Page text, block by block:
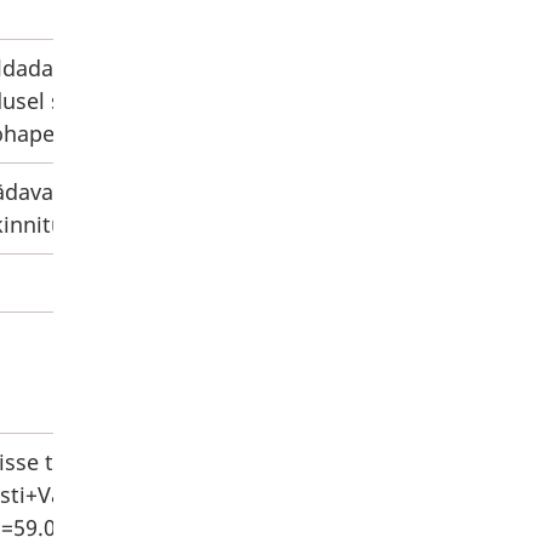
vabavara. Kui tegemist lauaarvutiga siis
saab sinna andmed varundada. Palume
saab süüa osta Galeriikohvikust ja lähedal
tasuta ning võimaldab tasulise tarkvara
piimatoodete näol pakub TERE AS -
tulla ning oma arvuti paika sättida. Üritus